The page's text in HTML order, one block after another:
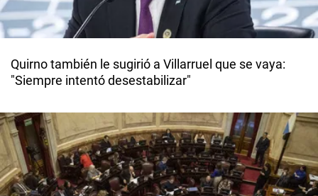
Quirno también le sugirió a Villarruel que se vaya:
"Siempre intentó desestabilizar"